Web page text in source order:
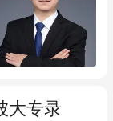
大专录